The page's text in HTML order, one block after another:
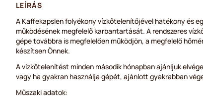
LEÍRÁS
A Kaffekapslen folyékony vízkőtelenítőjével hatékony és
működésének megfelelő karbantartását. A rendszeres
gépe továbbra is megfelelően működjön, a megfelelő
készítsen Önnek.
A vízkőtelenítést minden második hónapban ajánljuk
vagy ha gyakran használja gépét, ajánlott gyakrabban
Műszaki adatok: